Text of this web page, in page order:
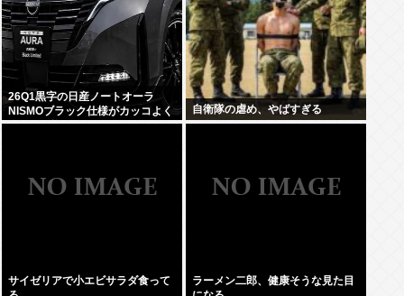
26Q1黒字の日産ノートオーラ
NISMOブラック仕様がカッコよく
てなんか悔しい
自衛隊の虐め、やばすぎる
サイゼリアで小エビサラダ食って
ラーメン二郎、健康そうな見た目